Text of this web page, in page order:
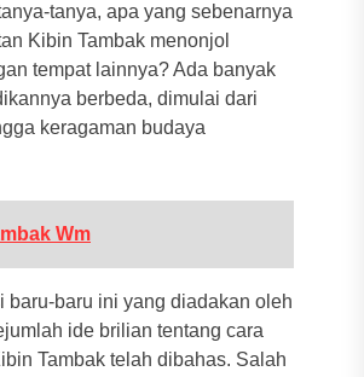
tanya, apa yang sebenarnya
Kibin Tambak menonjol
tempat lainnya? Ada banyak
berbeda, dimulai dari
keragaman budaya
Wm
baru-baru ini yang diadakan oleh
ide brilian tentang cara
Tambak telah dibahas. Salah